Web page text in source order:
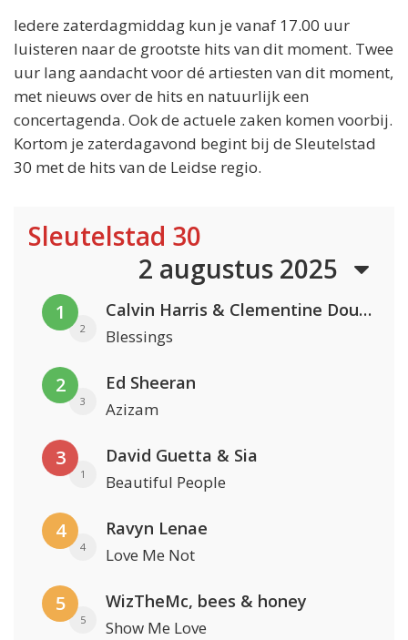
Iedere zaterdagmiddag kun je vanaf 17.00 uur
luisteren naar de grootste hits van dit moment. Twee
uur lang aandacht voor dé artiesten van dit moment,
met nieuws over de hits en natuurlijk een
concertagenda. Ook de actuele zaken komen voorbij.
Kortom je zaterdagavond begint bij de Sleutelstad
30 met de hits van de Leidse regio.
Sleutelstad 30
2 augustus 2025
1
2
Calvin Harris & Clementine Douglas
Blessings
2
3
Ed Sheeran
Azizam
3
1
David Guetta & Sia
Beautiful People
4
4
Ravyn Lenae
Love Me Not
5
5
WizTheMc, bees & honey
Show Me Love